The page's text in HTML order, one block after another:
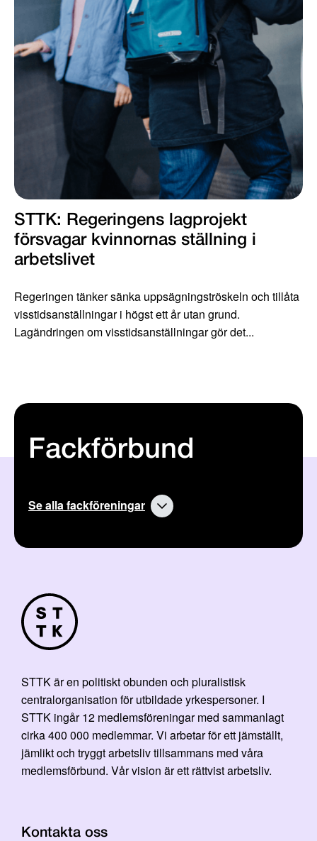
STTK: Regeringens lagprojekt
försvagar kvinnornas ställning i
arbetslivet
Regeringen tänker sänka uppsägningströskeln och tillåta
visstidsanställningar i högst ett år utan grund.
Lagändringen om visstidsanställningar gör det...
Fackförbund
Se alla fackföreningar
STTK är en politiskt obunden och pluralistisk
centralorganisation för utbildade yrkespersoner. I
STTK ingår 12 medlemsföreningar med sammanlagt
cirka 400 000 medlemmar. Vi arbetar för ett jämställt,
jämlikt och tryggt arbetsliv tillsammans med våra
medlemsförbund. Vår vision är ett rättvist arbetsliv.
Kontakta oss